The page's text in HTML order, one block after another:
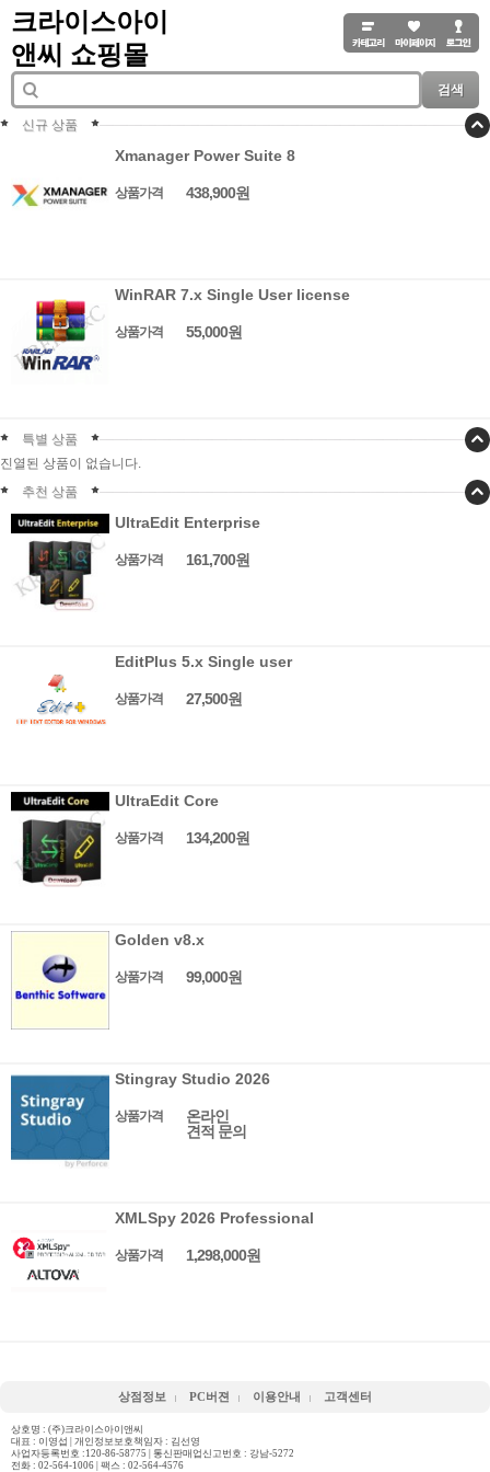
크라이스아이
앤씨 쇼핑몰
검색
신규 상품
Xmanager Power Suite 8
상품가격 438,900원
WinRAR 7.x Single User license
상품가격 55,000원
특별 상품
진열된 상품이 없습니다.
추천 상품
UltraEdit Enterprise
상품가격 161,700원
EditPlus 5.x Single user
상품가격 27,500원
UltraEdit Core
상품가격 134,200원
Golden v8.x
상품가격 99,000원
Stingray Studio 2026
상품가격
온라인
견적 문의
XMLSpy 2026 Professional
상품가격 1,298,000원
상점정보 PC버젼 이용안내 고객센터
상호명 : (주)크라이스아이앤씨
대표 : 이영섭 | 개인정보보호책임자 : 김선영
사업자등록번호 :120-86-58775 | 통신판매업신고번호 : 강남-5272
전화 : 02-564-1006 | 팩스 : 02-564-4576